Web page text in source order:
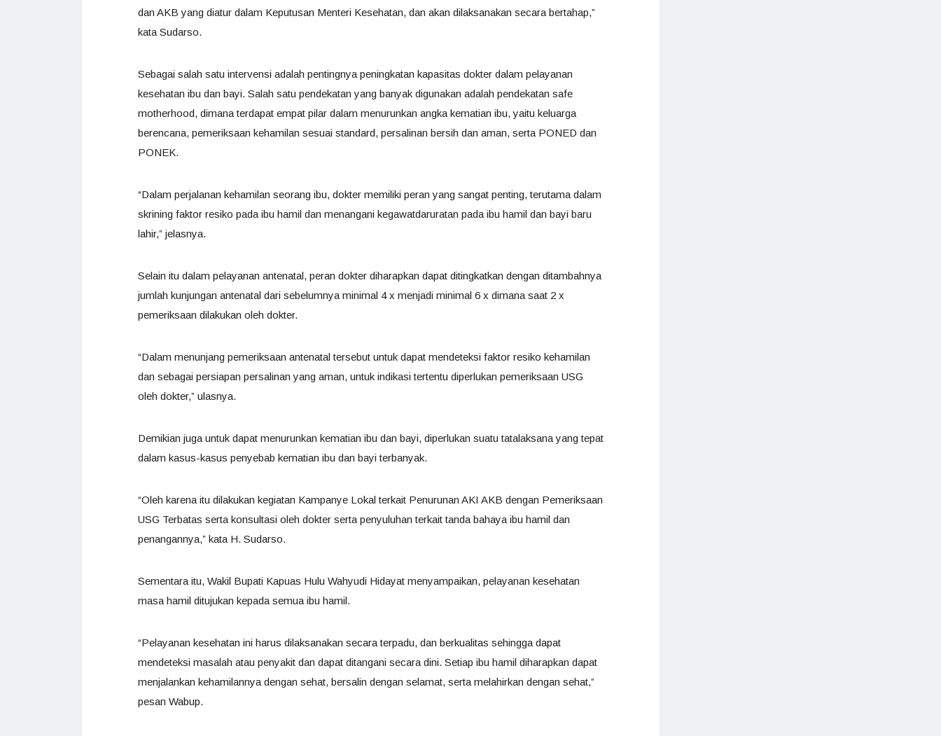
dan AKB yang diatur dalam Keputusan Menteri Kesehatan, dan akan dilaksanakan secara bertahap,”
kata Sudarso.
Sebagai salah satu intervensi adalah pentingnya peningkatan kapasitas dokter dalam pelayanan
kesehatan ibu dan bayi. Salah satu pendekatan yang banyak digunakan adalah pendekatan safe
motherhood, dimana terdapat empat pilar dalam menurunkan angka kematian ibu, yaitu keluarga
berencana, pemeriksaan kehamilan sesuai standard, persalinan bersih dan aman, serta PONED dan
PONEK.
“Dalam perjalanan kehamilan seorang ibu, dokter memiliki peran yang sangat penting, terutama dalam
skrining faktor resiko pada ibu hamil dan menangani kegawatdaruratan pada ibu hamil dan bayi baru
lahir,” jelasnya.
Selain itu dalam pelayanan antenatal, peran dokter diharapkan dapat ditingkatkan dengan ditambahnya
jumlah kunjungan antenatal dari sebelumnya minimal 4 x menjadi minimal 6 x dimana saat 2 x
pemeriksaan dilakukan oleh dokter.
“Dalam menunjang pemeriksaan antenatal tersebut untuk dapat mendeteksi faktor resiko kehamilan
dan sebagai persiapan persalinan yang aman, untuk indikasi tertentu diperlukan pemeriksaan USG
oleh dokter,” ulasnya.
Demikian juga untuk dapat menurunkan kematian ibu dan bayi, diperlukan suatu tatalaksana yang tepat
dalam kasus-kasus penyebab kematian ibu dan bayi terbanyak.
“Oleh karena itu dilakukan kegiatan Kampanye Lokal terkait Penurunan AKI AKB dengan Pemeriksaan
USG Terbatas serta konsultasi oleh dokter serta penyuluhan terkait tanda bahaya ibu hamil dan
penangannya,” kata H. Sudarso.
Sementara itu, Wakil Bupati Kapuas Hulu Wahyudi Hidayat menyampaikan, pelayanan kesehatan
masa hamil ditujukan kepada semua ibu hamil.
“Pelayanan kesehatan ini harus dilaksanakan secara terpadu, dan berkualitas sehingga dapat
mendeteksi masalah atau penyakit dan dapat ditangani secara dini. Setiap ibu hamil diharapkan dapat
menjalankan kehamilannya dengan sehat, bersalin dengan selamat, serta melahirkan dengan sehat,”
pesan Wabup.